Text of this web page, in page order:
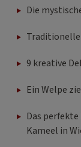
Die
Traditionelle
9 kreative
Ein Welpe
Das
Kameel in